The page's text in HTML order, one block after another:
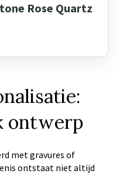
Rose Quartz
ontwerp
met gravures of
ontstaat niet altijd